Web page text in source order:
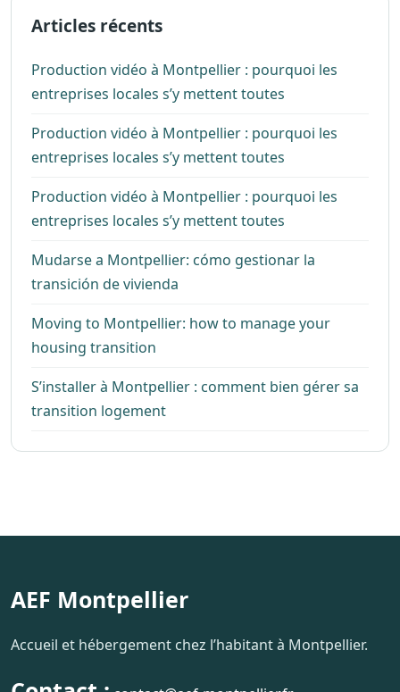
Articles récents
Production vidéo à Montpellier : pourquoi les
entreprises locales s’y mettent toutes
Production vidéo à Montpellier : pourquoi les
entreprises locales s’y mettent toutes
Production vidéo à Montpellier : pourquoi les
entreprises locales s’y mettent toutes
Mudarse a Montpellier: cómo gestionar la
transición de vivienda
Moving to Montpellier: how to manage your
housing transition
S’installer à Montpellier : comment bien gérer sa
transition logement
AEF Montpellier
Accueil et hébergement chez l’habitant à Montpellier.